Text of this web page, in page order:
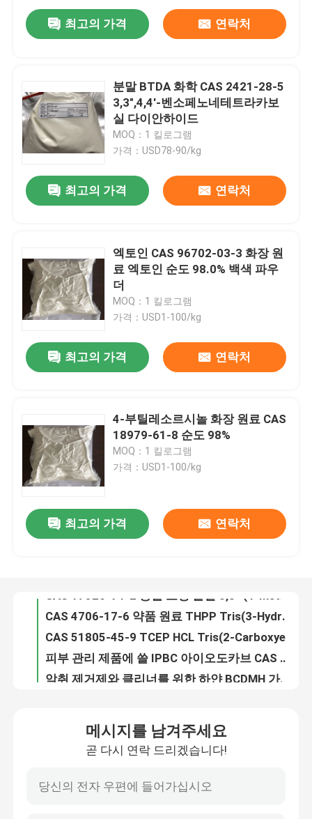
제품
품질 관리
연락주세요
인용문을 요구하세요
최고의 가격 연락처
분말 BTDA 화학 CAS 2421-28-5
3,3",4,4'-벤소페노네테트라카보
실 다이안하이드
MOQ：1 킬로그램
가격：USD78-90/kg
최고의 가격 연락처
엑토인 CAS 96702-03-3 화장 원
료 엑토인 순도 98.0% 백색 파우
더
MOQ：1 킬로그램
가격：USD1-100/kg
최고의 가격 연락처
4-부틸레소르시놀 화장 원료 CAS
18979-61-8 순도 98%
MOQ：1 킬로그램
가격：USD1-100/kg
최고의 가격 연락처
d드 디시안디아미드 파우더 경화제와 안정기 원료 CAS 461-58-5
클림바졸 파우더 CAS 38083-17-9 이미다졸 항진균성 마약 수사관 C15H17ClN2O2
메시지를 남겨주세요
곧 다시 연락 드리겠습니다!